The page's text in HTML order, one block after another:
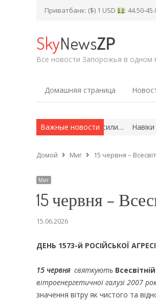
Приватбанк: ($) 1 USD : 44.50-
SkyNewsZP
Все новости Запорожья в одном
Домашняя страница
Важные новости
Навіки 50 років: на війні
Домой Миг 15 червня –
Миг
15 червня –
15.06.2026
ДЕНЬ 1573-й РОСІЙСЬКОЇ АГРЕСІЇ
15 червня святкують
вітроенергетичної галузі 2007
значення вітру як чистого та